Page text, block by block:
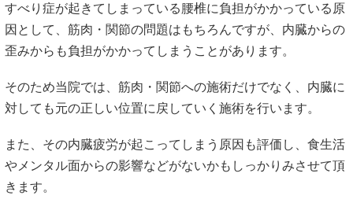
すべり症が起きてしまっている腰椎に負担がかかっている原
因として、筋肉・関節の問題はもちろんですが、内臓からの
歪みからも負担がかかってしまうことがあります。
そのため当院では、筋肉・関節への施術だけでなく、内臓に
対しても元の正しい位置に戻していく施術を行います。
また、その内臓疲労が起こってしまう原因も評価し、食生活
やメンタル面からの影響などがないかもしっかりみさせて頂
きます。